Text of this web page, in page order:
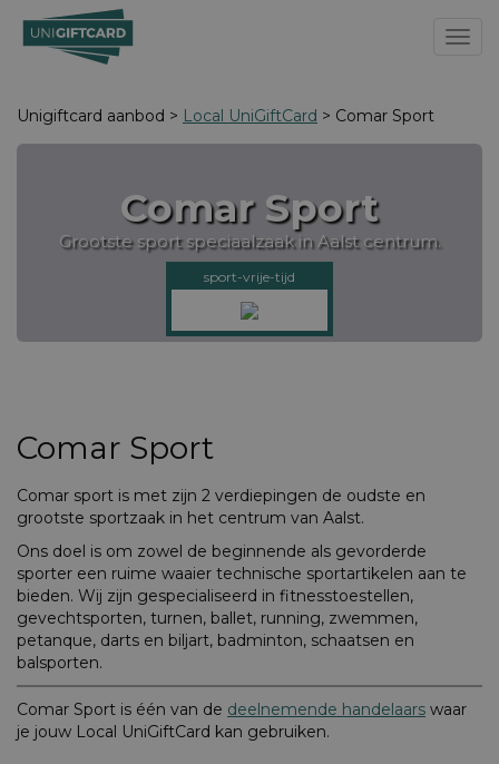
Unigiftcard aanbod > Local UniGiftCard > Comar Sport
Comar Sport
Grootste sport speciaalzaak in Aalst centrum.
sport-vrije-tijd
Comar Sport
Comar sport is met zijn 2 verdiepingen de oudste en
grootste sportzaak in het centrum van Aalst.
Ons doel is om zowel de beginnende als gevorderde
sporter een ruime waaier technische sportartikelen aan te
bieden. Wij zijn gespecialiseerd in fitnesstoestellen,
gevechtsporten, turnen, ballet, running, zwemmen,
petanque, darts en biljart, badminton, schaatsen en
balsporten.
Comar Sport is één van de deelnemende handelaars waar
je jouw Local UniGiftCard kan gebruiken.